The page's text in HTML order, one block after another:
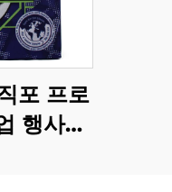
포 프로
행사용